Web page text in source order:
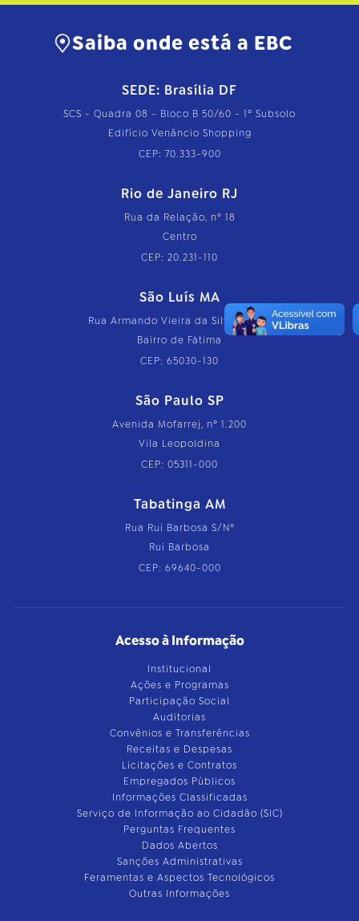
Saiba onde está a EBC
SEDE: Brasília DF
SCS - Quadra 08 - Bloco B 50/60 - 1º Subsolo
Edifício Venâncio Shopping
CEP: 70.333-900
Rio de Janeiro RJ
Rua da Relação, nº 18
Centro
CEP: 20.231-110
São Luís MA
Rua Armando Vieira da Silva, nº 126
Bairro de Fátima
CEP: 65030-130
São Paulo SP
Avenida Mofarrej, nº 1.200
Vila Leopoldina
CEP: 05311-000
Tabatinga AM
Rua Rui Barbosa S/Nº
Rui Barbosa
CEP: 69640-000
Acesso à Informação
Institucional
Ações e Programas
Participação Social
Auditorias
Convênios e Transferências
Receitas e Despesas
Licitações e Contratos
Empregados Públicos
Informações Classificadas
Serviço de Informação ao Cidadão (SIC)
Perguntas Frequentes
Dados Abertos
Sanções Administrativas
Feramentas e Aspectos Tecnológicos
Outras Informações